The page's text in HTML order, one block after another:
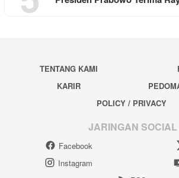
TENTANG KAMI
KARIR
POLICY / PRIVACY
JARINGAN SOCIAL
Facebook
Instagram